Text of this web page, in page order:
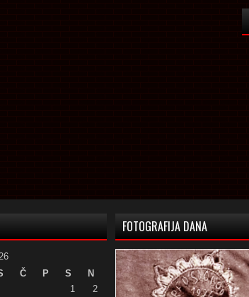
Č P S
N
1
2
FOTOGRAFIJA DANA